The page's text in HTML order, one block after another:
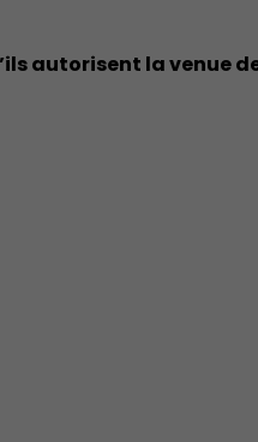
autorisent la venue